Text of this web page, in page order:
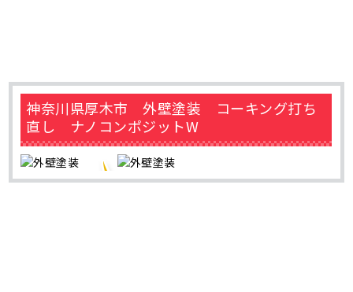
神奈川県厚木市 外壁塗装 コーキング打ち
直し ナノコンポジットW